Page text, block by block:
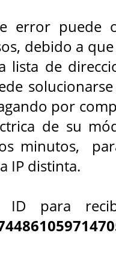
error puede
debido a
lista de
por
de su
minutos,
IP distinta.
ID para